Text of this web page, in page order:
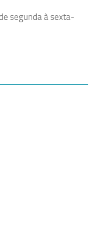
segunda à sexta-